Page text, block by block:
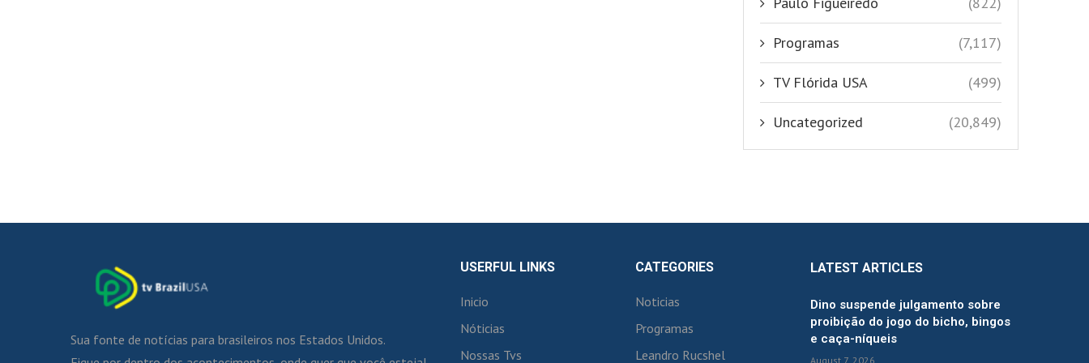
Programas (7,117)
TV Flórida USA (499)
Uncategorized (20,849)
Sua fonte de notícias para brasileiros nos Estados Unidos.
USERFUL LINKS
Inicio
Nóticias
Nossas Tvs
CATEGORIES
Noticias
Programas
Leandro Rucshel
LATEST ARTICLES
Dino suspende julgamento sobre
proibição do jogo do bicho, bingos
e caça-níqueis
August 7, 2026